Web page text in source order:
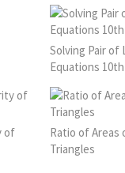
Solving Pair of
Equations 10th
of
Ratio of Areas
Triangles